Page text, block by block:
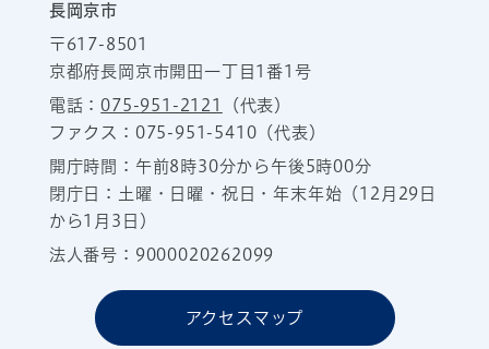
長岡京市
〒617-8501
京都府長岡京市開田一丁目1番1号
電話：075-951-2121
（代表）
ファクス：075-951-5410（代表）
開庁時間：午前8時30分から午後5時00分
閉庁日：土曜・日曜・祝日・年末年始（12月29日
から1月3日）
法人番号：9000020262099
アクセスマップ